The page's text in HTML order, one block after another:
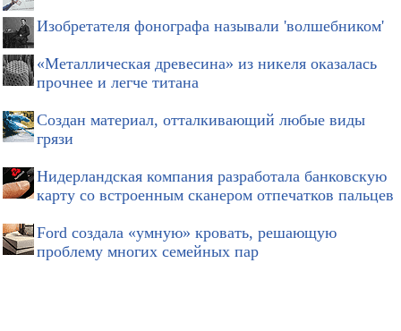
Изобретателя фонографа называли 'волшебником'
«Металлическая древесина» из никеля оказалась
прочнее и легче титана
Создан материал, отталкивающий любые виды
грязи
Нидерландская компания разработала банковскую
карту со встроенным сканером отпечатков пальцев
Ford создала «умную» кровать, решающую
проблему многих семейных пар